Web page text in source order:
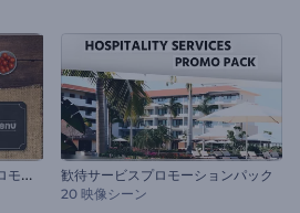
「
レストラン・メニュー」プロモーション
歓待サービスプロモーションパック
20 映像シーン